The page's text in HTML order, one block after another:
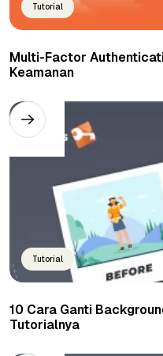
Tutorial
Multi-Factor
Keamanan
Tutorial
10 Cara Ganti
Tutorialnya